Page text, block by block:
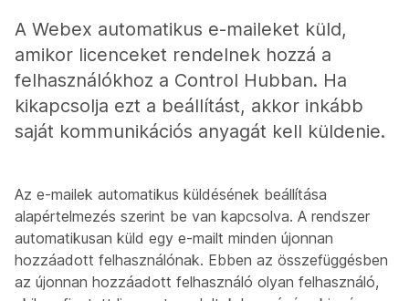
A Webex automatikus e-maileket küld,
amikor licenceket rendelnek hozzá a
felhasználókhoz a Control Hubban. Ha
kikapcsolja ezt a beállítást, akkor inkább
saját kommunikációs anyagát kell küldenie.
Az e-mailek automatikus küldésének beállítása
alapértelmezés szerint be van kapcsolva. A rendszer
automatikusan küld egy e-mailt minden újonnan
hozzáadott felhasználónak. Ebben az összefüggésben
az újonnan hozzáadott felhasználó olyan felhasználó,